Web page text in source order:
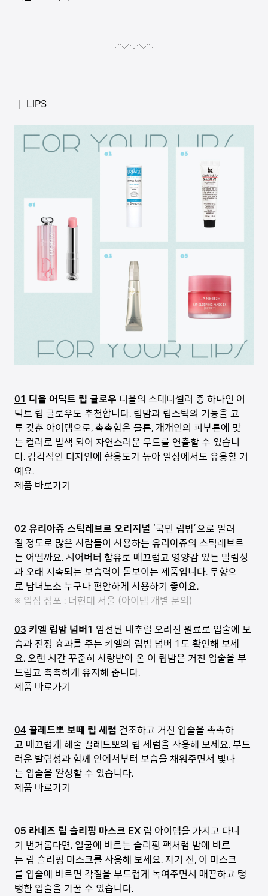
│ LIPS
01 디올 어딕트 립 글로우 디올의 스테디셀러 중 하나인 어
딕트 립 글로우도 추천합니다. 립밤과 립스틱의 기능을 고
루 갖춘 아이템으로, 촉촉함은 물론, 개개인의 피부톤에 맞
는 컬러로 발색 되어 자연스러운 무드를 연출할 수 있습니
다. 감각적인 디자인에 활용도가 높아 일상에서도 유용할 거
예요.
제품 바로가기
02 유리아쥬 스틱레브르 오리지널 ‘국민 립밤’으로 알려
질 정도로 많은 사람들이 사용하는 유리아쥬의 스틱레브르
는 어떨까요. 시어버터 함유로 매끄럽고 영양감 있는 발림성
과 오래 지속되는 보습력이 돋보이는 제품입니다. 무향으
로 남녀노소 누구나 편안하게 사용하기 좋아요.
※ 입점 점포 : 더현대 서울 (아이템 개별 문의)
03 키엘 립밤 넘버1 엄선된 내추럴 오리진 원료로 입술에 보
습과 진정 효과를 주는 키엘의 립밤 넘버 1도 확인해 보세
요. 오랜 시간 꾸준히 사랑받아 온 이 립밤은 거친 입술을 부
드럽고 촉촉하게 유지해 줍니다.
제품 바로가기
04 끌레드뽀 보떼 립 세럼 건조하고 거친 입술을 촉촉하
고 매끄럽게 해줄 끌레드뽀의 립 세럼을 사용해 보세요. 부드
러운 발림성과 함께 안에서부터 보습을 채워주면서 빛나
는 입술을 완성할 수 있습니다.
제품 바로가기
05 라네즈 립 슬리핑 마스크 EX 립 아이템을 가지고 다니
기 번거롭다면, 얼굴에 바르는 슬리핑 팩처럼 밤에 바르
는 립 슬리핑 마스크를 사용해 보세요. 자기 전, 이 마스크
를 입술에 바르면 각질을 부드럽게 녹여주면서 매끈하고 탱
탱한 입술을 가꿀 수 있습니다.